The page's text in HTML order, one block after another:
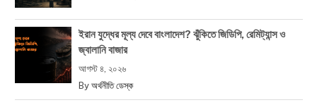
ইরান যুদ্ধের মূল্য দেবে বাংলাদেশ? ঝুঁকিতে জিডিপি, রেমিট্যান্স ও
জ্বালানি বাজার
আগস্ট ৪, ২০২৬
By অর্থনীতি ডেস্ক